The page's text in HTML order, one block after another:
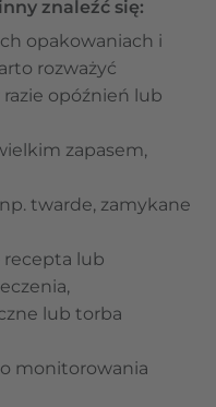
znaleźć się:
opakowaniach i
rozważyć
opóźnień lub
zapasem,
twarde, zamykane
lub
lub torba
monitorowania